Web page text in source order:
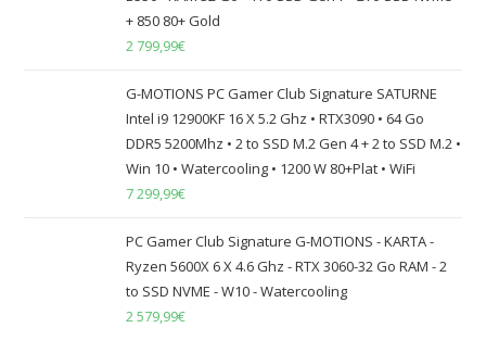
+ 850 80+ Gold
2 799,99€
G-MOTIONS PC Gamer Club Signature SATURNE
Intel i9 12900KF 16 X 5.2 Ghz • RTX3090 • 64 Go
DDR5 5200Mhz • 2 to SSD M.2 Gen 4 + 2 to SSD M.2 •
Win 10 • Watercooling • 1200 W 80+Plat • WiFi
7 299,99€
PC Gamer Club Signature G-MOTIONS - KARTA -
Ryzen 5600X 6 X 4.6 Ghz - RTX 3060-32 Go RAM - 2
to SSD NVME - W10 - Watercooling
2 579,99€